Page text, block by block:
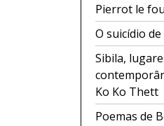
Pierrot le
O suicídio
Sibila,
Ko Ko Thett
Poemas de